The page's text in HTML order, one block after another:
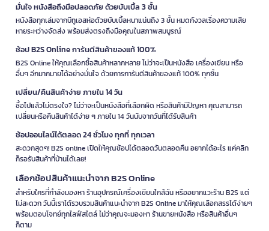
มั่นใจ หนังสือถึงมือปลอดภัย ด้วยบับเบิ้ล 3 ชั้น
หนังสือทุกเล่มจากบีทูเอสห่อด้วยบับเบิ้ลหนาแน่นถึง 3 ชั้น หมดกังวลเรื่องความเสีย
หายระหว่างจัดส่ง พร้อมส่งตรงถึงมือคุณในสภาพสมบูรณ์
ช้อป B2S Online การันตีสินค้าของแท้ 100%
B2S Online ให้คุณเลือกซื้อสินค้าหลากหลาย ไม่ว่าจะเป็นหนังสือ เครื่องเขียน หรือ
อื่นๆ อีกมากมายได้อย่างมั่นใจ ด้วยการการันตีสินค้าของแท้ 100% ทุกชิ้น
เปลี่ยน/คืนสินค้าง่าย ภายใน 14 วัน
ซื้อไปแล้วไม่ตรงใจ? ไม่ว่าจะเป็นหนังสือที่เลือกผิด หรือสินค้ามีปัญหา คุณสามารถ
เปลี่ยนหรือคืนสินค้าได้ง่าย ๆ ภายใน 14 วันนับจากวันที่ได้รับสินค้า
ช้อปออนไลน์ได้ตลอด 24 ชั่วโมง ทุกที่ ทุกเวลา
สะดวกสุดๆ! B2S online เปิดให้คุณช้อปได้ตลอดวันตลอดคืน อยากได้อะไร แค่คลิก
ก็รอรับสินค้าที่บ้านได้เลย!
เลือกช้อปสินค้าแนะนำจาก B2S Online
สำหรับใครที่กำลังมองหา ร้านอุปกรณ์เครื่องเขียนใกล้ฉัน หรืออยากแวะร้าน B2S แต่
ไม่สะดวก วันนี้เราได้รวบรวมสินค้าแนะนำจาก B2S Online มาให้คุณเลือกสรรได้ง่ายๆ
พร้อมตอบโจทย์ทุกไลฟ์สไตล์ ไม่ว่าคุณจะมองหา ร้านขายหนังสือ หรือสินค้าอื่นๆ
ก็ตาม